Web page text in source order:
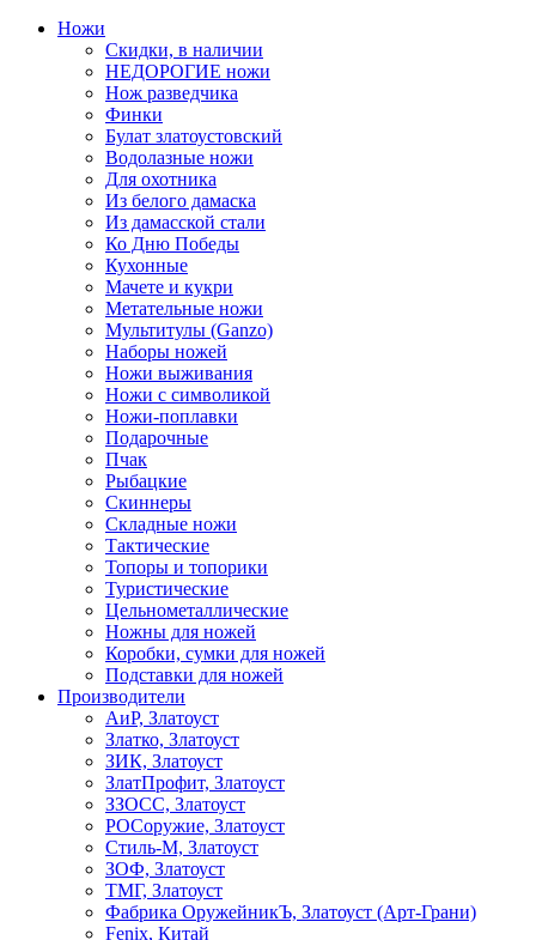
Ножи
Скидки, в наличии
НЕДОРОГИЕ ножи
Нож разведчика
Финки
Булат златоустовский
Водолазные ножи
Для охотника
Из белого дамаска
Из дамасской стали
Ко Дню Победы
Кухонные
Мачете и кукри
Метательные ножи
Мультитулы (Ganzo)
Наборы ножей
Ножи выживания
Ножи с символикой
Ножи-поплавки
Подарочные
Пчак
Рыбацкие
Скиннеры
Складные ножи
Тактические
Топоры и топорики
Туристические
Цельнометаллические
Ножны для ножей
Коробки, сумки для ножей
Подставки для ножей
Производители
АиР, Златоуст
Златко, Златоуст
ЗИК, Златоуст
ЗлатПрофит, Златоуст
ЗЗОСС, Златоуст
РОСоружие, Златоуст
Стиль-М, Златоуст
ЗОФ, Златоуст
ТМГ, Златоуст
Фабрика ОружейникЪ, Златоуст (Арт-Грани)
Fenix, Китай